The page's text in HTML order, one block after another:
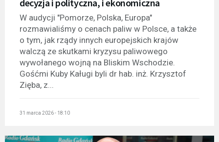
decyzja i polityczna, i ekonomiczna
W audycji "Pomorze, Polska, Europa"
rozmawialiśmy o cenach paliw w Polsce, a także
o tym, jak rządy innych europejskich krajów
walczą ze skutkami kryzysu paliwowego
wywołanego wojną na Bliskim Wschodzie.
Gośćmi Kuby Kaługi byli dr hab. inż. Krzysztof
Zięba, z...
31 marca 2026 - 18:10